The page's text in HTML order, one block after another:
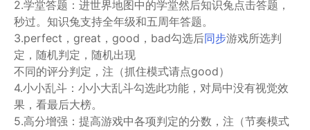
2.学堂答题：进世界地图中的学堂然后知识兔点击答题，
秒过。知识兔支持全年级和五周年答题。
3.perfect，great，good，bad勾选后同步游戏所选判
定，随机判定，随机出现
不同的评分判定，注（抓住模式请点good）
4.小小乱斗：小小大乱斗勾选此功能，对局中没有视觉效
果，看最后大榜。
5.高分增强：提高游戏中各项判定的分数，注（节奏模式